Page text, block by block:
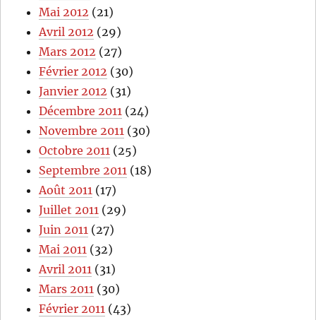
Mai 2012 (21)
Avril 2012 (29)
Mars 2012 (27)
Février 2012 (30)
Janvier 2012 (31)
Décembre 2011 (24)
Novembre 2011 (30)
Octobre 2011 (25)
Septembre 2011 (18)
Août 2011 (17)
Juillet 2011 (29)
Juin 2011 (27)
Mai 2011 (32)
Avril 2011 (31)
Mars 2011 (30)
Février 2011 (43)